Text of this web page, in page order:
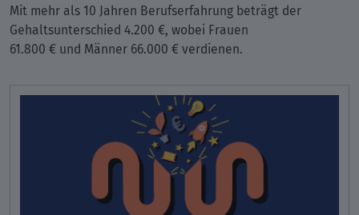
Mit mehr als 10 Jahren Berufserfahrung beträgt der
Gehaltsunterschied 4.200 €, wobei Frauen
61.800 € und Männer 66.000 € verdienen.